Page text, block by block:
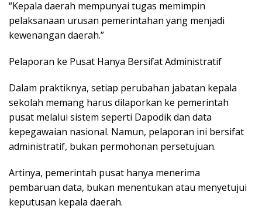
“Kepala daerah mempunyai tugas memimpin
pelaksanaan urusan pemerintahan yang menjadi
kewenangan daerah.”
Pelaporan ke Pusat Hanya Bersifat Administratif
Dalam praktiknya, setiap perubahan jabatan kepala
sekolah memang harus dilaporkan ke pemerintah
pusat melalui sistem seperti Dapodik dan data
kepegawaian nasional. Namun, pelaporan ini bersifat
administratif, bukan permohonan persetujuan.
Artinya, pemerintah pusat hanya menerima
pembaruan data, bukan menentukan atau menyetujui
keputusan kepala daerah.